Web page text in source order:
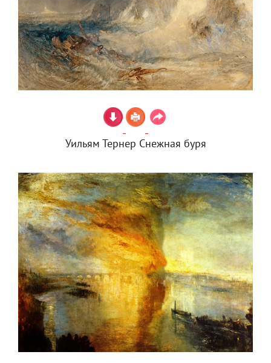
Уильям Тернер Снежная буря